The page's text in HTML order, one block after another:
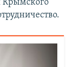
Крымского